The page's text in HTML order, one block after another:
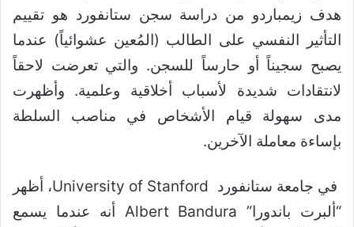
هدف زيمباردو من دراسة سجن ستانفورد هو تقييم
التأثير النفسي على الطالب (المُعين عشوائياً) عندما
يصبح سجيناً أو حارساً للسجن. والتي تعرضت لاحقاً
لانتقادات شديدة لأسباب أخلاقية وعلمية. وأظهرت
مدى سهولة قيام الأشخاص في مناصب السلطة
بإساءة معاملة الآخرين.
في جامعة ستانفورد University of Stanford، أظهر
“ألبرت باندورا” Albert Bandura أنه عندما يسمع